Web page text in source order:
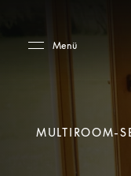
Menü
MULTIROOM-